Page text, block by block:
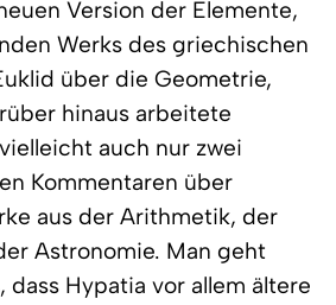
Version der Elemente,
Werks des griechischen
über die Geometrie,
hinaus arbeitete
auch nur zwei
Kommentaren über
aus der Arithmetik, der
Astronomie. Man geht
dass Hypatia vor allem ältere